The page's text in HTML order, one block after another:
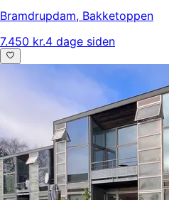
Bramdrupdam, Bakketoppen
7.450 kr.4 dage siden